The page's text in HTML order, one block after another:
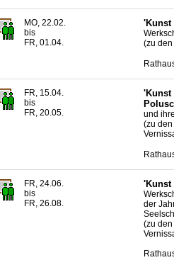
MO, 22.02.
bis
FR, 01.04.
'Kunst
(zu
FR, 15.04.
bis
FR, 20.05.
'Kunst
und
(zu
FR, 24.06.
bis
FR, 26.08.
'Kunst
der
(zu